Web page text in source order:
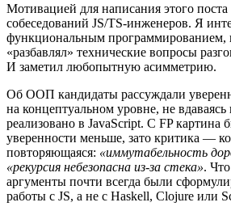
Мотивацией для написания этого поста
собеседований JS/TS-инженеров. Я
функциональным программированием,
«разбавлял» технические вопросы
И заметил любопытную асимметрию.
Об ООП кандидаты рассуждали
на концептуальном уровне, не
реализовано в JavaScript. С FP картина
уверенности меньше, зато критика —
повторяющаяся: «иммутабельность
«рекурсия небезопасна из-за стека».
аргументы почти всегда были
работы с JS, а не с Haskell, Clojure или